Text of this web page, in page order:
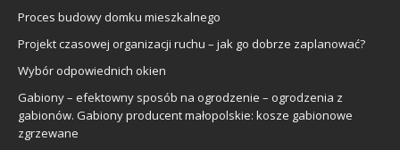
Proces budowy domku mieszkalnego
Projekt czasowej organizacji ruchu – jak go dobrze zaplanować?
Wybór odpowiednich okien
Gabiony – efektowny sposób na ogrodzenie – ogrodzenia z
gabionów. Gabiony producent małopolskie: kosze gabionowe
zgrzewane